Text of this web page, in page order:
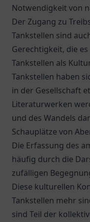
Notwendigkeit von
Der Zugang zu
Tankstellen sind
Gerechtigkeit, die
Tankstellen als
Tankstellen haben
in der Gesellschaft
Literaturwerken
und des Wandels
Schauplätze von
Die Erfassung des
häufig durch die
zufälligen
Diese kulturellen
Tankstellen mehr
sind Teil der